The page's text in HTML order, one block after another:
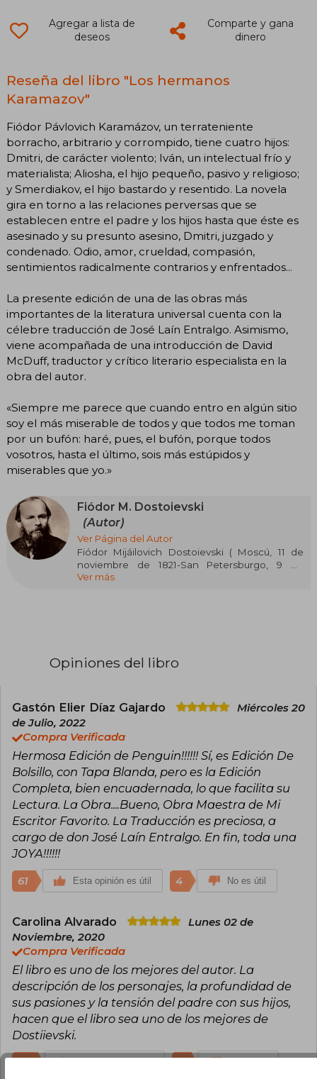
Agregar a lista de
deseos
Comparte y gana
dinero
Reseña del libro "Los hermanos
Karamazov"
Fiódor Pávlovich Karamázov, un terrateniente
borracho, arbitrario y corrompido, tiene cuatro hijos:
Dmitri, de carácter violento; Iván, un intelectual frío y
materialista; Aliosha, el hijo pequeño, pasivo y religioso;
y Smerdiakov, el hijo bastardo y resentido. La novela
gira en torno a las relaciones perversas que se
establecen entre el padre y los hijos hasta que éste es
asesinado y su presunto asesino, Dmitri, juzgado y
condenado. Odio, amor, crueldad, compasión,
sentimientos radicalmente contrarios y enfrentados...
La presente edición de una de las obras más
importantes de la literatura universal cuenta con la
célebre traducción de José Laín Entralgo. Asimismo,
viene acompañada de una introducción de David
McDuff, traductor y crítico literario especialista en la
obra del autor.
«Siempre me parece que cuando entro en algún sitio
soy el más miserable de todos y que todos me toman
por un bufón: haré, pues, el bufón, porque todos
vosotros, hasta el último, sois más estúpidos y
miserables que yo.»
Fiódor M. Dostoievski
(Autor)
Ver Página del Autor
Fiódor Mijáilovich Dostoievski ( Moscú, 11 de
noviembre de 1821-San Petersburgo, 9 de
febrero de 1881) fue uno de los principales
escritores de Occidente y de la literatura
Ver más
Opiniones del libro
Gastón Elier Díaz Gajardo
Miércoles 20
de Julio, 2022
Compra Verificada
Hermosa Edición de Penguin!!!!!! Sí, es Edición De
Bolsillo, con Tapa Blanda, pero es la Edición
Completa, bien encuadernada, lo que facilita su
Lectura. La Obra....Bueno, Obra Maestra de Mi
Escritor Favorito. La Traducción es preciosa, a
cargo de don José Laín Entralgo. En fin, toda una
JOYA!!!!!!
61 Esta opinión es útil 4 No es útil
Carolina Alvarado
Lunes 02 de
Noviembre, 2020
Compra Verificada
El libro es uno de los mejores del autor. La
descripción de los personajes, la profundidad de
sus pasiones y la tensión del padre con sus hijos,
hacen que el libro sea uno de los mejores de
Dostiievski.